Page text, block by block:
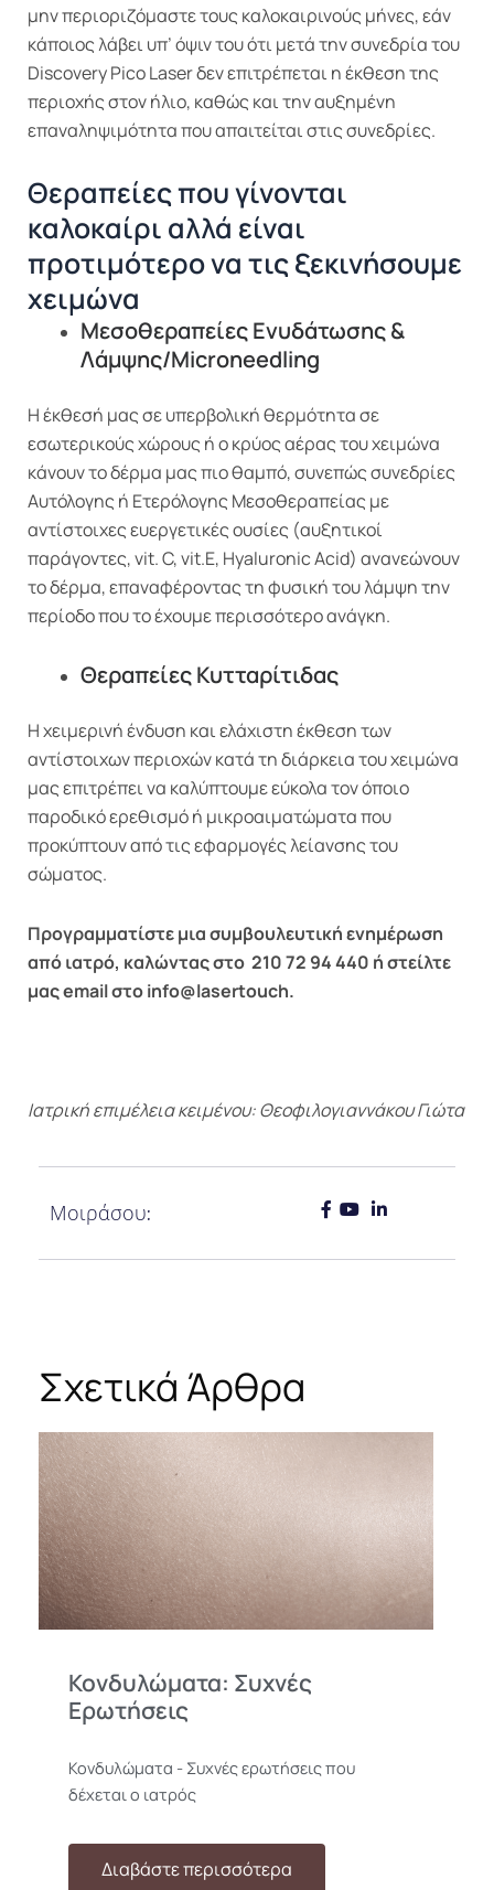
μην περιοριζόμαστε τους καλοκαιρινούς μήνες, εάν
κάποιος λάβει υπ’ όψιν του ότι μετά την συνεδρία του
Discovery Pico Laser δεν επιτρέπεται η έκθεση της
περιοχής στον ήλιο, καθώς και την αυξημένη
επαναληψιμότητα που απαιτείται στις συνεδρίες.
Θεραπείες που γίνονται
καλοκαίρι αλλά είναι
προτιμότερο να τις ξεκινήσουμε
χειμώνα
Μεσοθεραπείες Ενυδάτωσης &
Λάμψης/Microneedling
H έκθεσή μας σε υπερβολική θερμότητα σε
εσωτερικούς χώρους ή ο κρύος αέρας του χειμώνα
κάνουν το δέρμα μας πιο θαμπό, συνεπώς συνεδρίες
Αυτόλογης ή Ετερόλογης Μεσοθεραπείας με
αντίστοιχες ευεργετικές ουσίες (αυξητικοί
παράγοντες, vit. C, vit.E, Hyaluronic Acid) ανανεώνουν
το δέρμα, επαναφέροντας τη φυσική του λάμψη την
περίοδο που το έχουμε περισσότερο ανάγκη.
Θεραπείες Κυτταρίτιδας
Η χειμερινή ένδυση και ελάχιστη έκθεση των
αντίστοιχων περιοχών κατά τη διάρκεια του χειμώνα
μας επιτρέπει να καλύπτουμε εύκολα τον όποιο
παροδικό ερεθισμό ή μικροαιματώματα που
προκύπτουν από τις εφαρμογές λείανσης του
σώματος.
Προγραμματίστε μια συμβουλευτική ενημέρωση
από ιατρό, καλώντας στο 210 72 94 440 ή στείλτε
μας email στο info@lasertouch.
Ιατρική επιμέλεια κειμένου:Θεοφιλογιαννάκου Γιώτα
Μοιράσου:
Σχετικά Άρθρα
Κονδυλώματα: Συχνές
Ερωτήσεις
Κονδυλώματα - Συχνές ερωτήσεις που
δέχεται ο ιατρός
Διαβάστε περισσότερα